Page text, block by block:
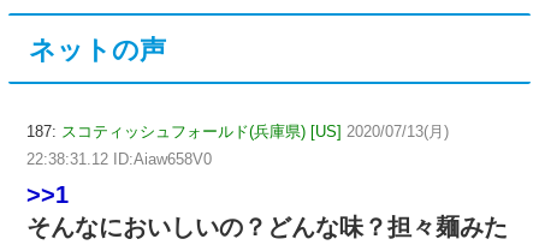
ネットの声
187: スコティッシュフォールド(兵庫県) [US] 2020/07/13(月)
22:38:31.12 ID:Aiaw658V0
>>1
そんなにおいしいの？どんな味？担々麺みた